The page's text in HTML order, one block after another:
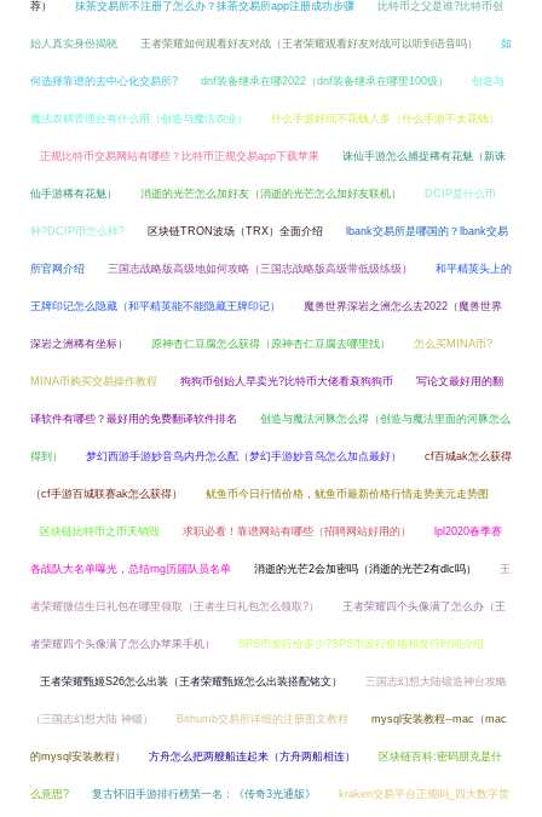
荐） 抹茶交易所不注册了怎么办？抹茶交易所app注册成功步骤 比特币之父是谁?比特币创
始人真实身份揭晓 王者荣耀如何观看好友对战（王者荣耀观看好友对战可以听到语音吗） 如
何选择靠谱的去中心化交易所? dnf装备继承在哪2022（dnf装备继承在哪里100级） 创造与
魔法农耕管理台有什么用（创造与魔法农业） 什么手游好玩不花钱人多（什么手游不太花钱）
正规比特币交易网站有哪些？比特币正规交易app下载苹果 诛仙手游怎么捕捉稀有花魅（新诛
仙手游稀有花魅） 消逝的光芒怎么加好友（消逝的光芒怎么加好友联机） DCIP是什么币
种?DCIP币怎么样? 区块链TRON波场（TRX）全面介绍 lbank交易所是哪国的？lbank交易
所官网介绍 三国志战略版高级地如何攻略（三国志战略版高级带低级练级） 和平精英头上的
王牌印记怎么隐藏（和平精英能不能隐藏王牌印记） 魔兽世界深岩之洲怎么去2022（魔兽世界
深岩之洲稀有坐标） 原神杏仁豆腐怎么获得（原神杏仁豆腐去哪里找） 怎么买MINA币?
MINA币购买交易操作教程 狗狗币创始人早卖光?比特币大佬看衰狗狗币 写论文最好用的翻
译软件有哪些？最好用的免费翻译软件排名 创造与魔法河豚怎么得（创造与魔法里面的河豚怎么
得到） 梦幻西游手游妙音鸟内丹怎么配（梦幻手游妙音鸟怎么加点最好） cf百城ak怎么获得
（cf手游百城联赛ak怎么获得） 鱿鱼币今日行情价格，鱿鱼币最新价格行情走势美元走势图
区块链比特币之币天销毁 求职必看！靠谱网站有哪些（招聘网站好用的） lpl2020春季赛
各战队大名单曝光，总结rng历届队员名单 消逝的光芒2会加密吗（消逝的光芒2有dlc吗） 王
者荣耀微信生日礼包在哪里领取（王者生日礼包怎么领取?） 王者荣耀四个头像满了怎么办（王
者荣耀四个头像满了怎么办苹果手机） SPS币发行价多少?SPS币发行价格和发行时间介绍
王者荣耀甄姬S26怎么出装（王者荣耀甄姬怎么出装搭配铭文） 三国志幻想大陆锻造神台攻略
（三国志幻想大陆 神锻） Bithumb交易所详细的注册图文教程 mysql安装教程--mac（mac
的mysql安装教程） 方舟怎么把两艘船连起来（方舟两船相连） 区块链百科:密码朋克是什
么意思? 复古怀旧手游排行榜第一名：《传奇3光通版》 kraken交易平台正规吗_四大数字货